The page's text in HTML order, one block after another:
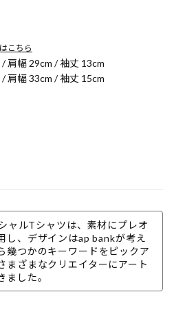
こちら
肩幅 29cm / 袖丈 13cm
肩幅 33cm / 袖丈 15cm
ャルTシャツは、素材にプレオ
し、デザインはap bankが考え
幾つかのキーワードをピックア
まざまなクリエイターにアート
ました。